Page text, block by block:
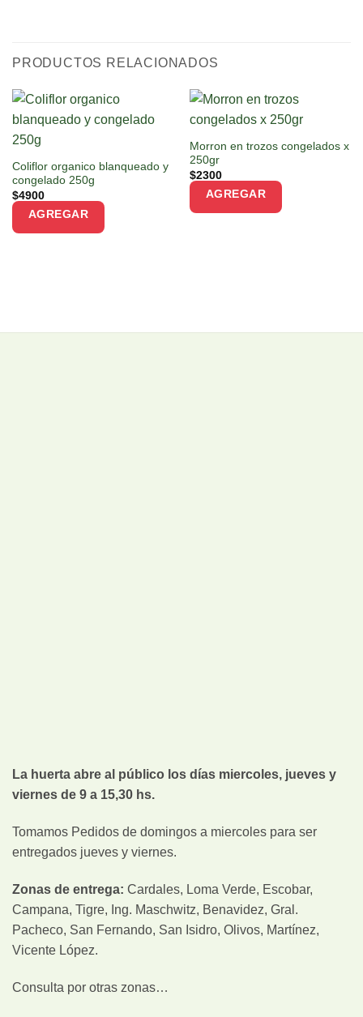
PRODUCTOS RELACIONADOS
Coliflor organico blanqueado y
congelado 250g
$4900
AGREGAR
Morron en trozos congelados x
250gr
$2300
AGREGAR
La huerta abre al público los días miercoles, jueves y
viernes de 9 a 15,30 hs.
Tomamos Pedidos de domingos a miercoles para ser
entregados jueves y viernes.
Zonas de entrega: Cardales, Loma Verde, Escobar,
Campana, Tigre, Ing. Maschwitz, Benavidez, Gral.
Pacheco, San Fernando, San Isidro, Olivos, Martínez,
Vicente López.
Consulta por otras zonas…